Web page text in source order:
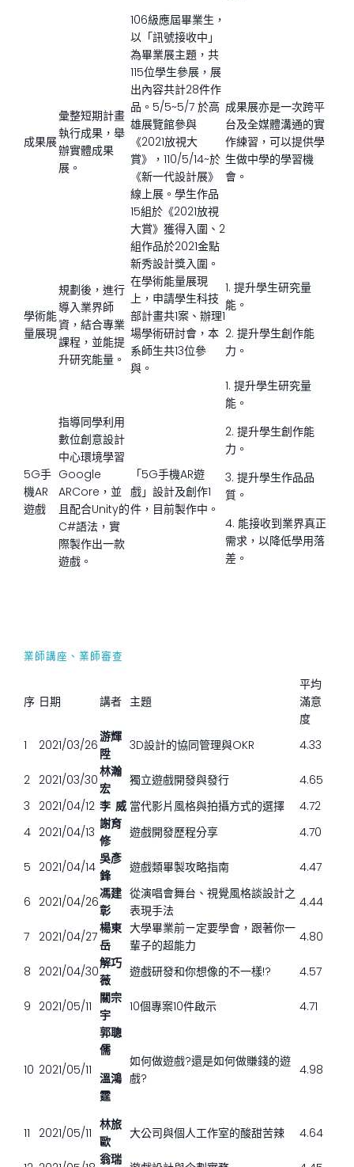
成果展
彙整短期計畫
執行成果，舉
辦實體成果
展。
106級應屆畢業生，
以「訊號接收中」
為畢業展主題，共
115位學生參展，展
出內容共計28件作
品。5/5~5/7 於高
雄展覽館參與
《2021放視大
賞》，110/5/14~於
《新一代設計展》
線上展。學生作品
15組於《2021放視
大賞》獲得入圍、2
組作品於2021金點
新秀設計獎入圍。
成果展亦是一次跨平
台及全媒體溝通的實
作練習，可以提供學
生做中學的學習機
會。
學術能
量展現
規劃後，進行
導入業界師
資，結合專業
課程，並能提
升研究能量。
在學術能量展現
上，申請學生科技
部計畫共1案、辦理1
場學術研討會，本
系師生共13位參
與。
1. 提升學生研究量
能。
2. 提升學生創作能
力。
5G手
機AR
遊戲
指導同學利用
數位創意設計
中心環境學習
Google
ARCore，並
且配合Unity的
C#語法，實
際製作出一款
遊戲。
「5G手機AR遊
戲」設計及創作1
件，目前製作中。
1. 提升學生研究量
能。
2. 提升學生創作能
力。
3. 提升學生作品品
質。
4. 能接收到業界真正
需求，以降低學用落
差。
業師講座、業師審查
序 日期 講者 主題
平均
滿意
度
1
2021/03/26
游輝
陞
3D設計的協同管理與OKR 4.33
2 2021/03/30
林瀚
宏
獨立遊戲開發與發行
4.65
3
2021/04/12 李 威 當代影片風格與拍攝方式的選擇
4.72
4 2021/04/13
謝育
修
遊戲開發歷程分享 4.70
5 2021/04/14
吳彥
鋒
遊戲類畢製攻略指南 4.47
6 2021/04/26
馮建
彰
從演唱會舞台、視覺風格談設計之
表現手法
4.44
7 2021/04/27
楊東
岳
大學畢業前ㄧ定要學會，跟著你一
輩子的超能力
4.80
8 2021/04/30
解巧
薇
遊戲研發和你想像的不一樣!? 4.57
9 2021/05/11
關宗
宇
10個專案10件啟示 4.71
10 2021/05/11
郭聰
儒
溫鴻
霆
如何做遊戲?還是如何做賺錢的遊
戲?
4.98
11 2021/05/11
林旅
歐
大公司與個人工作室的酸甜苦辣 4.64
翁瑞